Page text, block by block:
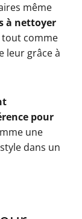
même
à nettoyer
tout comme
leur grâce à
pour
une
dans un